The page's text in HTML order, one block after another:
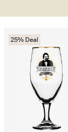
25% Deal